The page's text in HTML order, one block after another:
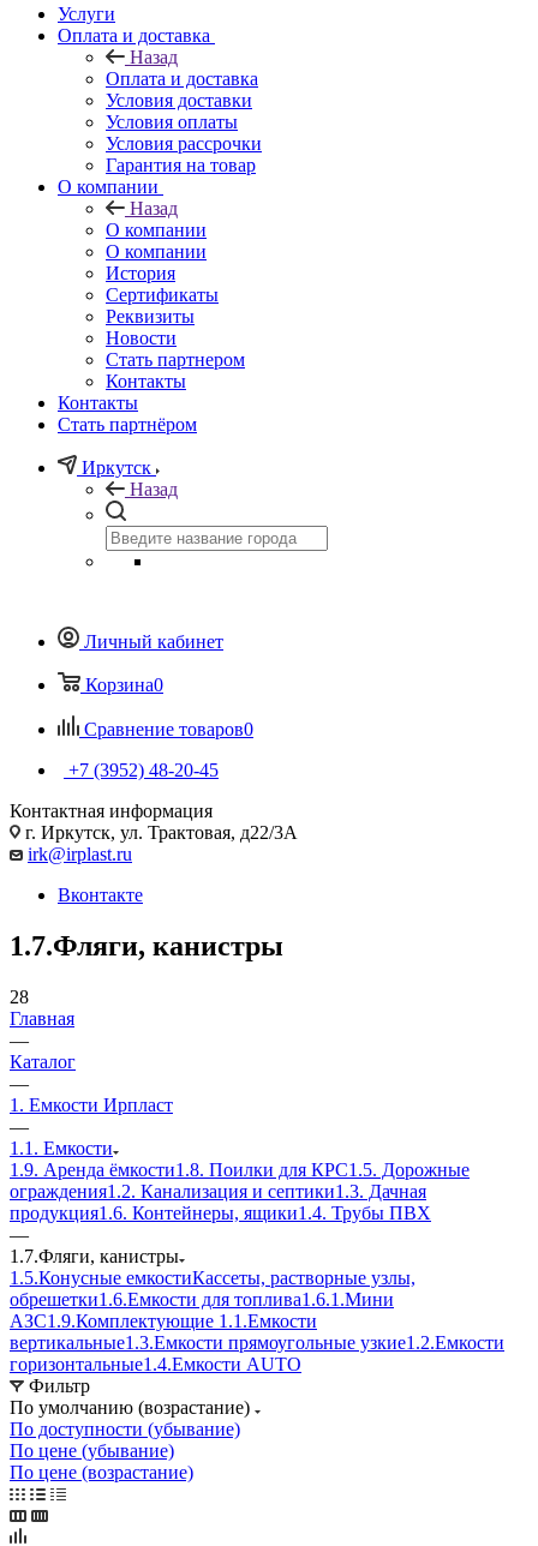
Услуги
Оплата и доставка
Назад
Оплата и доставка
Условия доставки
Условия оплаты
Условия рассрочки
Гарантия на товар
О компании
Назад
О компании
О компании
История
Сертификаты
Реквизиты
Новости
Стать партнером
Контакты
Контакты
Стать партнёром
Иркутск
Назад
Личный кабинет
Корзина0
Сравнение товаров0
+7 (3952) 48-20-45
Контактная информация
г. Иркутск, ул. Трактовая, д22/3А
irk@irplast.ru
Вконтакте
1.7.Фляги, канистры
28
Главная
—
Каталог
—
1. Емкости Ирпласт
—
1.1. Емкости
1.9. Аренда ёмкости1.8. Поилки для КРС1.5. Дорожные
ограждения1.2. Канализация и септики1.3. Дачная
продукция1.6. Контейнеры, ящики1.4. Трубы ПВХ
—
1.7.Фляги, канистры
1.5.Конусные емкостиКассеты, растворные узлы,
обрешетки1.6.Емкости для топлива1.6.1.Мини
АЗС1.9.Комплектующие 1.1.Емкости
вертикальные1.3.Емкости прямоугольные узкие1.2.Емкости
горизонтальные1.4.Емкости АUТО
Фильтр
По умолчанию (возрастание)
По доступности (убывание)
По цене (убывание)
По цене (возрастание)